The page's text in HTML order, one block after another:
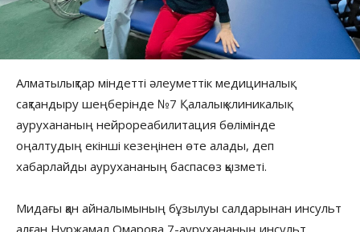
Алматылықтар міндетті әлеуметтік медициналық
сақтандыру шеңберінде №7 Қалалық клиникалық
аурухананың нейрореабилитация бөлімінде
оңалтудың екінші кезеңінен өте алады, деп
хабарлайды аурухананың баспасөз қызметі.
Мидағы қан айналымының бұзылуы салдарынан инсульт
алған Нұржамал Омарова 7-аурухананың инсульт